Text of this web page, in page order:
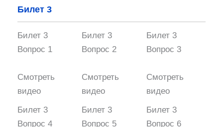
Билет 3
Билет 3
Вопрос 1
Смотреть
видео
Билет 3
Вопрос 2
Смотреть
видео
Билет 3
Вопрос 3
Смотреть
видео
Билет 3
Вопрос 4
Билет 3
Вопрос 5
Билет 3
Вопрос 6